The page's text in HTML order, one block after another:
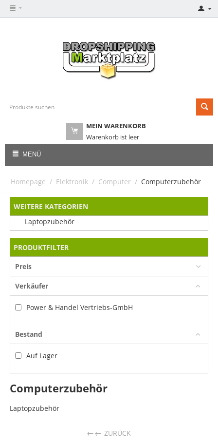
MEIN WARENKORB
Warenkorb ist leer
MENÜ
Homepage / Elektronik / Computer / Computerzubehör
WEITERE KATEGORIEN
Laptopzubehör
PRODUKTFILTER
Preis
Verkäufer
Power & Handel Vertriebs-GmbH
Bestand
Auf Lager
Computerzubehör
Laptopzubehör
← ZURÜCK